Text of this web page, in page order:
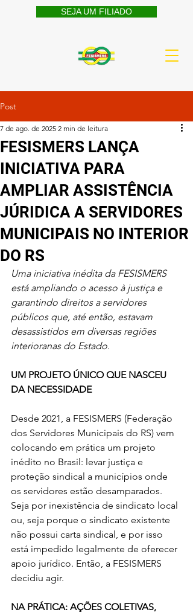
SEJA UM FILIADO
Post
FESISMERS LANÇA
INICIATIVA PARA
AMPLIAR ASSISTÊNCIA
JÚRIDICA A SERVIDORES
MUNICIPAIS NO INTERIOR
DO RS
7 de ago. de 2025 2 min de leitura
Uma iniciativa inédita da FESISMERS
está ampliando o acesso à justiça e
garantindo direitos a servidores
públicos que, até então, estavam
desassistidos em diversas regiões
interioranas do Estado.
UM PROJETO ÚNICO QUE NASCEU
DA NECESSIDADE
Desde 2021, a FESISMERS (Federação
dos Servidores Municipais do RS) vem
colocando em prática um projeto
inédito no Brasil: levar justiça e
proteção sindical a municípios onde
os servidores estão desamparados.
Seja por inexistência de sindicato local
ou, seja porque o sindicato existente
não possui carta sindical, e por isso
está impedido legalmente de oferecer
apoio jurídico. Então, a FESISMERS
decidiu agir.
NA PRÁTICA: AÇÕES COLETIVAS,